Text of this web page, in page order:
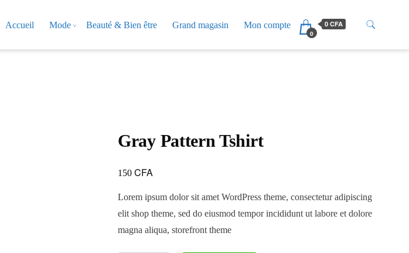
Accueil Mode Beauté & Bien être Grand magasin Mon compte
0
0 CFA
Gray Pattern Tshirt
150 CFA
Lorem ipsum dolor sit amet WordPress theme, consectetur adipiscing
elit shop theme, sed do eiusmod tempor incididunt ut labore et dolore
magna aliqua, storefront theme